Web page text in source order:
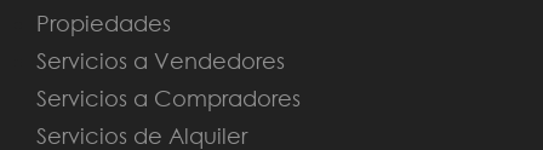
Propiedades
Servicios a Vendedores
Servicios a Compradores
Servicios de Alquiler